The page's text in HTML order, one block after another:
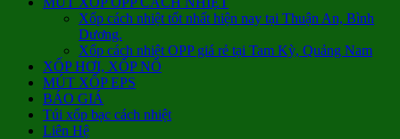
Xốp cách nhiệt tốt nhất hiện nay tại Thuận An, Bình
Dương.
Xốp cách nhiệt OPP giá rẻ tại Tam Kỳ, Quảng Nam
XỐP HƠI, XỐP NỔ
MÚT XỐP EPS
BÁO GIÁ
Túi xốp bạc cách nhiệt
Liên Hệ